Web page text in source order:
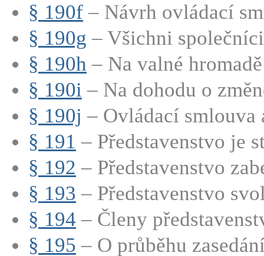
§ 190f – Návrh ovládací
§ 190g – Všichni
§ 190h – Na valné
§ 190i – Na dohodu o
§ 190j – Ovládací smlouva
§ 191 – Představenstvo je
§ 192 – Představenstvo
§ 193 – Představenstvo
§ 194 – Členy
§ 195 – O průběhu